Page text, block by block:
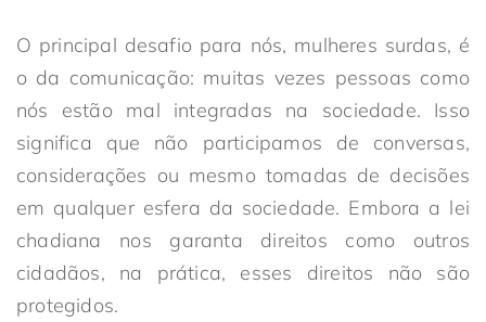
O principal desafio para nós, mulheres surdas, é
o da comunicação: muitas vezes pessoas como
nós estão mal integradas na sociedade. Isso
significa que não participamos de conversas,
considerações ou mesmo tomadas de decisões
em qualquer esfera da sociedade. Embora a lei
chadiana nos garanta direitos como outros
cidadãos, na prática, esses direitos não são
protegidos.